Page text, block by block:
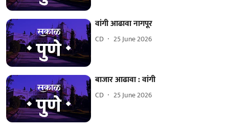
वांगी आढावा नागपूर
CD 25 June 2026
बाजार आढावा : वांगी
CD 25 June 2026